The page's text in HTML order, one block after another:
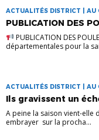
ACTUALITÉS DISTRICT | AU
PUBLICATION DES
PUBLICATION DES
départementales pour la
ACTUALITÉS DISTRICT | AU
Ils gravissent un
A peine la saison vient-elle
embrayer sur la procha...